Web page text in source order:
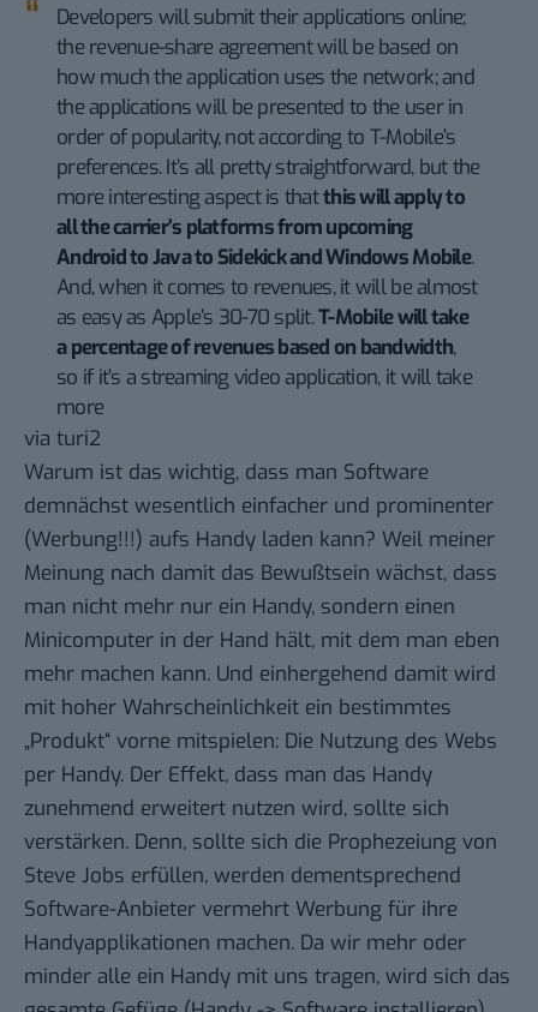
Developers will submit their applications online;
the revenue-share agreement will be based on
how much the application uses the network; and
the applications will be presented to the user in
order of popularity, not according to T-Mobile’s
preferences. It’s all pretty straightforward, but the
more interesting aspect is thatthis will apply to
all the carrier’s platforms from upcoming
Android to Java to Sidekick and Windows Mobile.
And, when it comes to revenues, it will be almost
as easy as Apple’s 30-70 split.T-Mobile will take
a percentage of revenues based on bandwidth,
so if it’s a streaming video application, it will take
more
via turi2
Warum ist das wichtig, dass man Software
demnächst wesentlich einfacher und prominenter
(Werbung!!!) aufs Handy laden kann? Weil meiner
Meinung nach damit das Bewußtsein wächst, dass
man nicht mehr nur ein Handy, sondern einen
Minicomputer in der Hand hält, mit dem man eben
mehr machen kann. Und einhergehend damit wird
mit hoher Wahrscheinlichkeit ein bestimmtes
„Produkt“ vorne mitspielen: Die Nutzung des Webs
per Handy. Der Effekt, dass man das Handy
zunehmend erweitert nutzen wird, sollte sich
verstärken. Denn, sollte sich die Prophezeiung von
Steve Jobs erfüllen, werden dementsprechend
Software-Anbieter vermehrt Werbung für ihre
Handyapplikationen machen. Da wir mehr oder
minder alle ein Handy mit uns tragen, wird sich das